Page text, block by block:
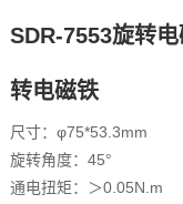
SDR-7553旋转
转电磁铁
尺寸：φ75*53.3mm
旋转角度：45°
通电扭矩：＞0.05N.m